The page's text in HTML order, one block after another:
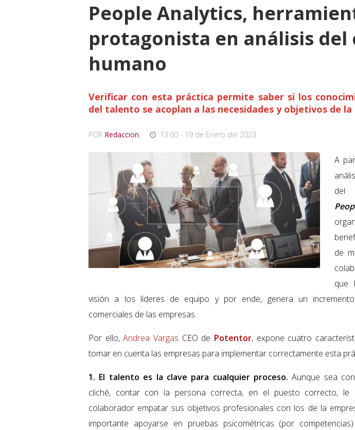
People Analytics,
protagonista en análisis del
humano
Verificar con esta práctica permite saber si los
del talento se acoplan a las necesidades y objetivos de la
POR Redaccion, 13:00 - 19 de Enero del 2023
A
del
de
que
visión a los líderes de equipo y por ende, genera un
comerciales de las empresas.
Por ello,Andrea Vargas CEO de Potentor, expone cuatro
tomar en cuenta las empresas para implementar correctamente esta
1. El talento es la clave para cualquier proceso. Aunque sea
cliché, contar con la persona correcta, en el puesto correcto, le
colaborador empatar sus objetivos profesionales con los de la
importante apoyarse en pruebas psicométricas (por